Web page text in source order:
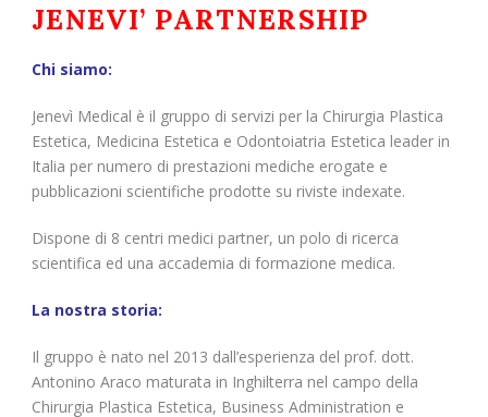
JENEVI’ PARTNERSHIP
Chi siamo:
Jenevì Medical è il gruppo di servizi per la Chirurgia Plastica
Estetica, Medicina Estetica e Odontoiatria Estetica leader in
Italia per numero di prestazioni mediche erogate e
pubblicazioni scientifiche prodotte su riviste indexate.
Dispone di 8 centri medici partner, un polo di ricerca
scientifica ed una accademia di formazione medica.
La nostra storia:
Il gruppo è nato nel 2013 dall’esperienza del prof. dott.
Antonino Araco maturata in Inghilterra nel campo della
Chirurgia Plastica Estetica, Business Administration e